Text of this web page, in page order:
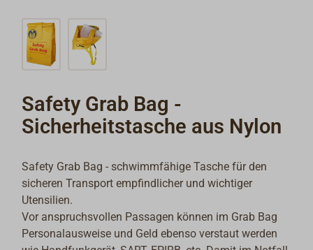
Safety Grab Bag -
Sicherheitstasche aus Nylon
Safety Grab Bag - schwimmfähige Tasche für den
sicheren Transport empfindlicher und wichtiger
Utensilien.
Vor anspruchsvollen Passagen können im Grab Bag
Personalausweise und Geld ebenso verstaut werden